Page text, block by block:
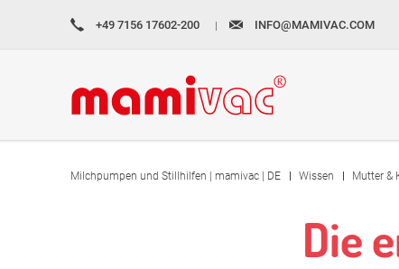
+49 7156 17602-200 INFO@MAMIVAC.COM
Milchpumpen und Stillhilfen | mamivac | DE Wissen Mutter &
Die